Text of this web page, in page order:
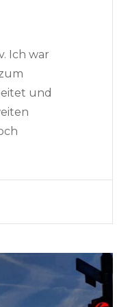
Ich war
und